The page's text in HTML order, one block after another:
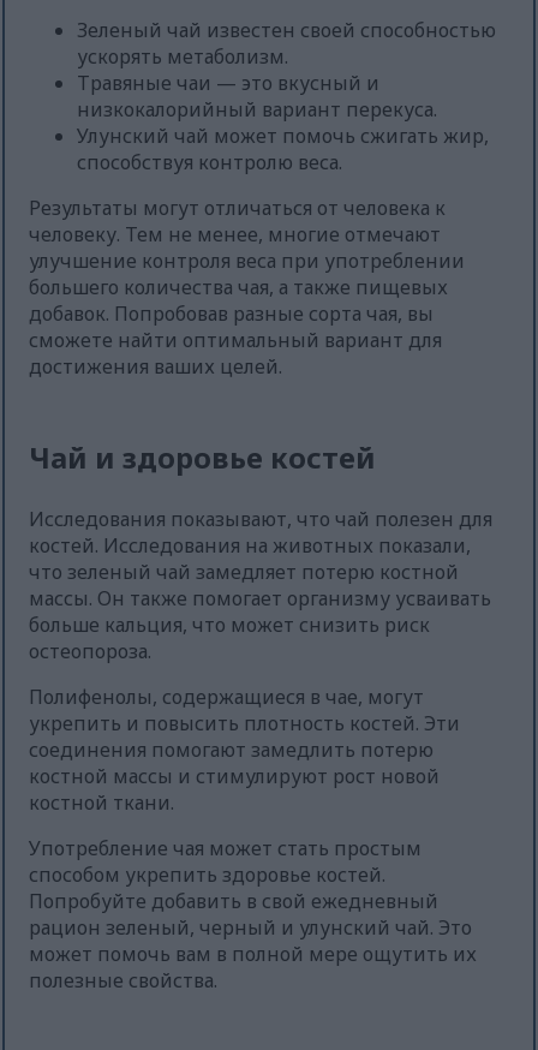
Зеленый чай известен своей способностью
ускорять метаболизм.
Травяные чаи — это вкусный и
низкокалорийный вариант перекуса.
Улунский чай может помочь сжигать жир,
способствуя контролю веса.
Результаты могут отличаться от человека к
человеку. Тем не менее, многие отмечают
улучшение контроля веса при употреблении
большего количества чая, а также пищевых
добавок. Попробовав разные сорта чая, вы
сможете найти оптимальный вариант для
достижения ваших целей.
Чай и здоровье костей
Исследования показывают, что чай полезен для
костей. Исследования на животных показали,
что зеленый чай замедляет потерю костной
массы. Он также помогает организму усваивать
больше кальция, что может снизить риск
остеопороза.
Полифенолы, содержащиеся в чае, могут
укрепить и повысить плотность костей. Эти
соединения помогают замедлить потерю
костной массы и стимулируют рост новой
костной ткани.
Употребление чая может стать простым
способом укрепить здоровье костей.
Попробуйте добавить в свой ежедневный
рацион зеленый, черный и улунский чай. Это
может помочь вам в полной мере ощутить их
полезные свойства.